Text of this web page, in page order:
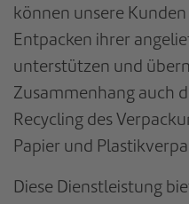
können unsere
Entpacken ihrer
unterstützen und
Zusammenhang auch
Recycling des
Papier und
Diese Dienstleistung